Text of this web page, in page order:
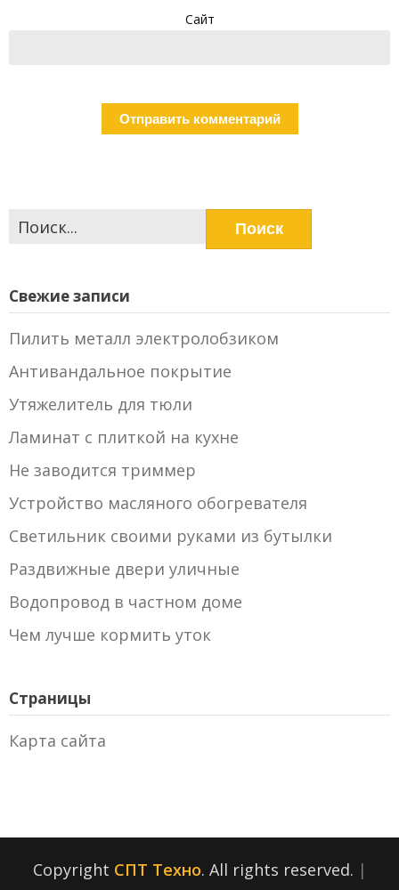
Сайт
Найти:
Свежие записи
Пилить металл электролобзиком
Антивандальное покрытие
Утяжелитель для тюли
Ламинат с плиткой на кухне
Не заводится триммер
Устройство масляного обогревателя
Светильник своими руками из бутылки
Раздвижные двери уличные
Водопровод в частном доме
Чем лучше кормить уток
Страницы
Карта сайта
Copyright СПТ Техно. All rights reserved. |